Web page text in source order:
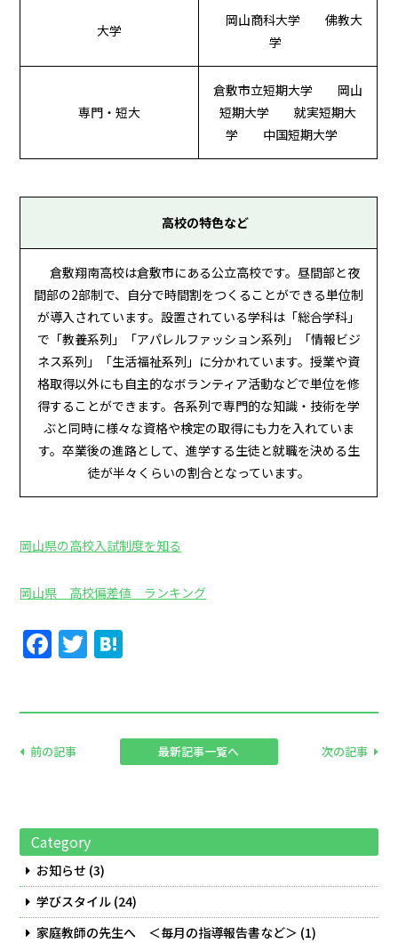
大学
岡山商科大学 佛教大
学
専門・短大
倉敷市立短期大学 岡山
短期大学 就実短期大
学 中国短期大学
高校の特色など
倉敷翔南高校は倉敷市にある公立高校です。昼間部と夜
間部の2部制で、自分で時間割をつくることができる単位制
が導入されています。設置されている学科は「総合学科」
で「教養系列」「アパレルファッション系列」「情報ビジ
ネス系列」「生活福祉系列」に分かれています。授業や資
格取得以外にも自主的なボランティア活動などで単位を修
得することができます。各系列で専門的な知識・技術を学
ぶと同時に様々な資格や検定の取得にも力を入れていま
す。卒業後の進路として、進学する生徒と就職を決める生
徒が半々くらいの割合となっています。
岡山県の高校入試制度を知る
岡山県 高校偏差値 ランキング
Facebook
Twitter
前の記事 最新記事一覧へ 次の記事
Category
お知らせ (3)
学びスタイル (24)
家庭教師の先生へ ＜毎月の指導報告書など＞ (1)